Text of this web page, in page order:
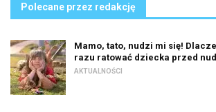
Polecane przez redakcję
Mamo, tato, nudzi mi się!
razu ratować dziecka przed
AKTUALNOŚCI